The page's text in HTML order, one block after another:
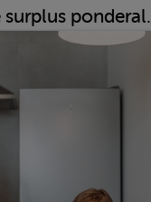
ponderal.